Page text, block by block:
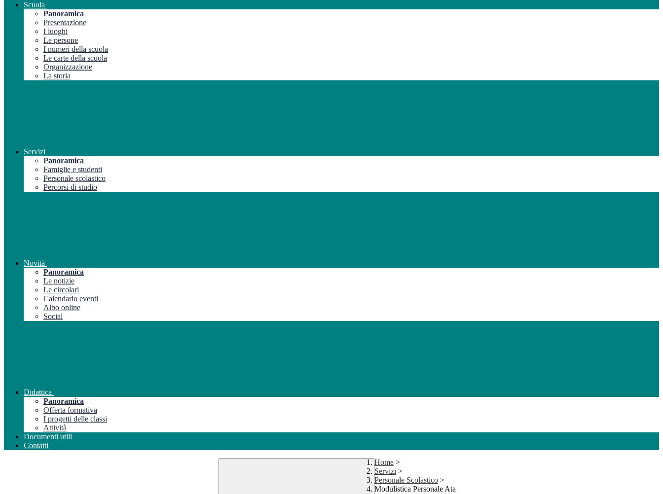
Scuola
Panoramica
Presentazione
I luoghi
Le persone
I numeri della scuola
Le carte della scuola
Organizzazione
La storia
Servizi
Panoramica
Famiglie e studenti
Personale scolastico
Percorsi di studio
Novità
Panoramica
Le notizie
Le circolari
Calendario eventi
Albo online
Social
Didattica
Panoramica
Offerta formativa
I progetti delle classi
Attività
Documenti utili
Contatti
Home >
Servizi >
Personale Scolastico >
Modulistica Personale Ata